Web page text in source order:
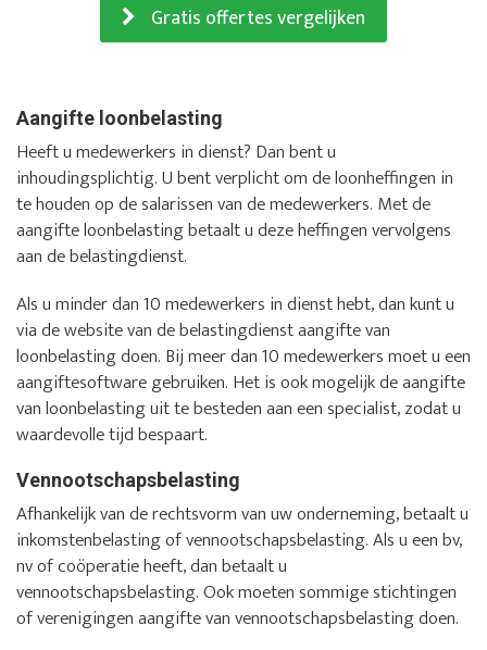
Gratis offertes vergelijken
Aangifte loonbelasting
Heeft u medewerkers in dienst? Dan bent u
inhoudingsplichtig. U bent verplicht om de loonheffingen in
te houden op de salarissen van de medewerkers. Met de
aangifte loonbelasting betaalt u deze heffingen vervolgens
aan de belastingdienst.
Als u minder dan 10 medewerkers in dienst hebt, dan kunt u
via de website van de belastingdienst aangifte van
loonbelasting doen. Bij meer dan 10 medewerkers moet u een
aangiftesoftware gebruiken. Het is ook mogelijk de aangifte
van loonbelasting uit te besteden aan een specialist, zodat u
waardevolle tijd bespaart.
Vennootschapsbelasting
Afhankelijk van de rechtsvorm van uw onderneming, betaalt u
inkomstenbelasting of vennootschapsbelasting. Als u een bv,
nv of coöperatie heeft, dan betaalt u
vennootschapsbelasting. Ook moeten sommige stichtingen
of verenigingen aangifte van vennootschapsbelasting doen.